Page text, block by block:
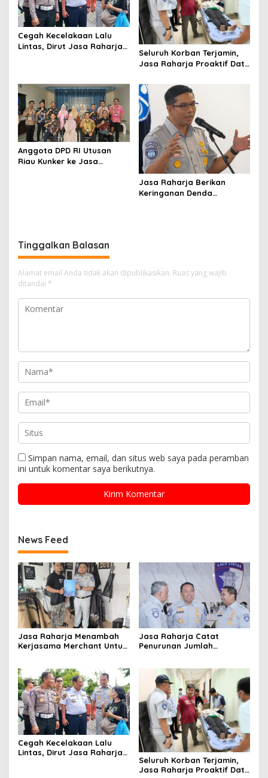
Cegah Kecelakaan Lalu
Lintas, Dirut Jasa Raharja
Seluruh Korban Terjamin,
Jasa Raharja Proaktif Data
di Tol Cipularang
Anggota DPD RI Utusan
Riau Kunker ke Jasa
Jasa Raharja Berikan
Keringanan Denda
Tinggalkan Balasan
Alamat email Anda tidak akan dipublikasikan. Ruas yang wajib
ditandai *
Simpan nama, email, dan situs web saya pada peramban
ini untuk komentar saya berikutnya.
News Feed
Jasa Raharja Menambah
Kerjasama Merchant Untuk
Pajak
Jasa Raharja Catat
Penurunan Jumlah
Sinergi dan Kolaborasi
Cegah Kecelakaan Lalu
Lintas, Dirut Jasa Raharja
Seluruh Korban Terjamin,
Jasa Raharja Proaktif Data